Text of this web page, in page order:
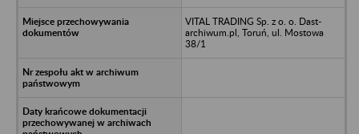
VITAL TRADING Sp. z o. o. Dast-
archiwum.pl, Toruń, ul. Mostowa
38/1